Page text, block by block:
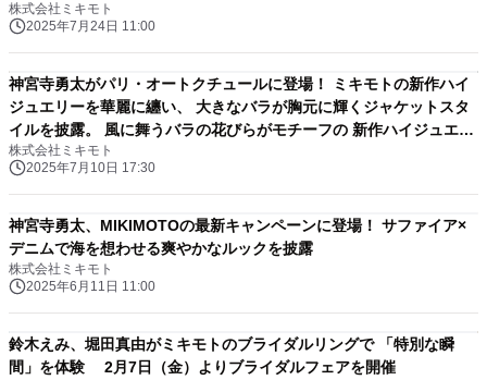
株式会社ミキモト
2025年7月24日 11:00
神宮寺勇太がパリ・オートクチュールに登場！ ミキモトの新作ハイ
ジュエリーを華麗に纏い、 大きなバラが胸元に輝くジャケットスタ
イルを披露。 風に舞うバラの花びらがモチーフの 新作ハイジュエリ
ーコレクション「Les Petales」発表
株式会社ミキモト
2025年7月10日 17:30
神宮寺勇太、MIKIMOTOの最新キャンペーンに登場！ サファイア×
デニムで海を想わせる爽やかなルックを披露
株式会社ミキモト
2025年6月11日 11:00
鈴木えみ、堀田真由がミキモトのブライダルリングで 「特別な瞬
間」を体験 2月7日（金）よりブライダルフェアを開催